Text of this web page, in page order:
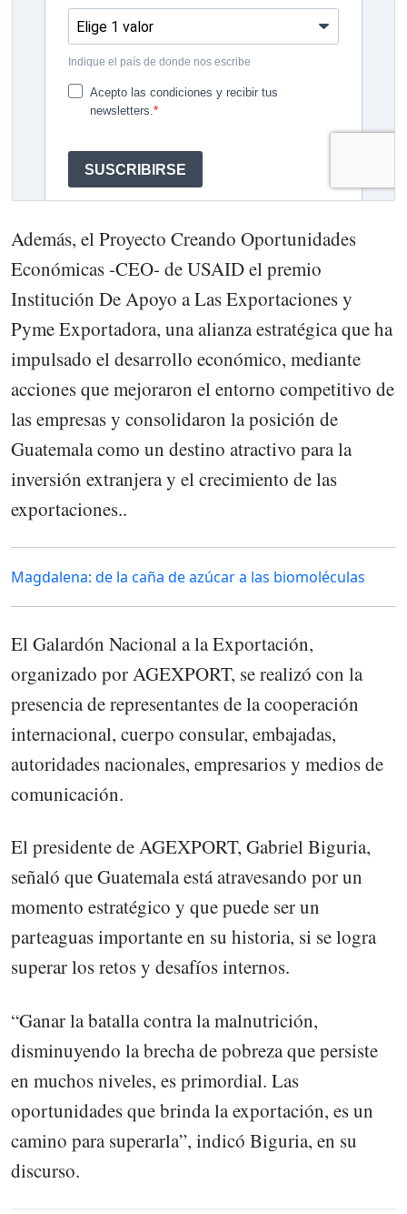
Además, el Proyecto Creando Oportunidades
Económicas -CEO- de USAID el premio
Institución De Apoyo a Las Exportaciones y
Pyme Exportadora, una alianza estratégica que ha
impulsado el desarrollo económico, mediante
acciones que mejoraron el entorno competitivo de
las empresas y consolidaron la posición de
Guatemala como un destino atractivo para la
inversión extranjera y el crecimiento de las
exportaciones..
Magdalena: de la caña de azúcar a las biomoléculas
El Galardón Nacional a la Exportación,
organizado por AGEXPORT, se realizó con la
presencia de representantes de la cooperación
internacional, cuerpo consular, embajadas,
autoridades nacionales, empresarios y medios de
comunicación.
El presidente de AGEXPORT, Gabriel Biguria,
señaló que Guatemala está atravesando por un
momento estratégico y que puede ser un
parteaguas importante en su historia, si se logra
superar los retos y desafíos internos.
“Ganar la batalla contra la malnutrición,
disminuyendo la brecha de pobreza que persiste
en muchos niveles, es primordial. Las
oportunidades que brinda la exportación, es un
camino para superarla”, indicó Biguria, en su
discurso.